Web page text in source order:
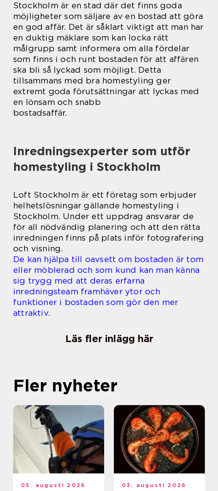
Stockholm är en stad där det finns goda
möjligheter som säljare av en bostad att göra
en god affär. Det är såklart viktigt att man har
en duktig mäklare som kan locka rätt
målgrupp samt informera om alla fördelar
som finns i och runt bostaden för att affären
ska bli så lyckad som möjligt. Detta
tillsammans med bra homestyling ger
extremt goda förutsättningar att lyckas med
en lönsam och snabb
bostadsaffär.
Inredningsexperter som utför
homestyling i Stockholm
Loft Stockholm är ett företag som erbjuder
helhetslösningar gällande homestyling i
Stockholm. Under ett uppdrag ansvarar de
för all nödvändig planering och att den rätta
inredningen finns på plats inför fotografering
och visning.
De kan hjälpa till oavsett om bostaden är tom
eller möblerad och som kund kan man känna
sig trygg med att deras erfarna
inredningsteam framhäver ytor och
funktioner i bostaden som gör den mer
attraktiv.
Läs fler inlägg här
Fler nyheter
05. augusti 2026 03. augusti 2026